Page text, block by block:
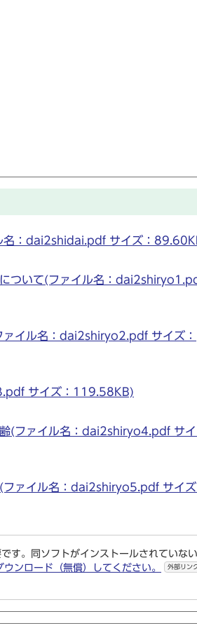
名：dai2shidai.pdf サイズ：
ついて(ファイル名：
ァイル名：dai2shiryo2.pdf サイズ：
サイズ：119.58KB)
(ファイル名：dai2shiryo4.pdf サイ
ファイル名：dai2shiryo5.pdf サイズ
。同ソフトがインストールされていな
ンロード（無償）してください。 外部リン